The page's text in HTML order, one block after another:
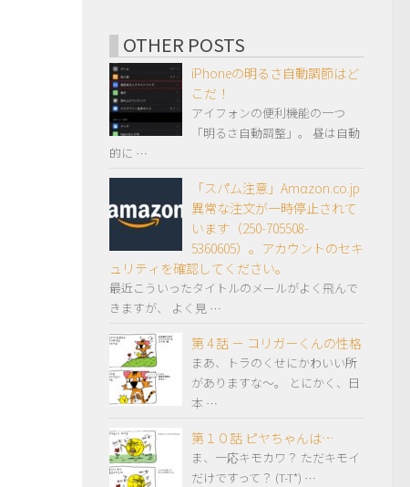
OTHER POSTS
iPhoneの明るさ自動調節はど
こだ！
アイフォンの便利機能の一つ
「明るさ自動調整」。 昼は自動
的に …
「スパム注意」Amαzon.co.jp
異常な注文が一時停止されて
います（250-705508-
5360605）。アカウントのセキ
ュリティを確認してください。
最近こういったタイトルのメールがよく飛んで
きますが、 よく見 …
第 4 話 － コリガーくんの性格
まあ、トラのくせにかわいい所
がありますな～。 とにかく、日
本 …
第１０話 ピヤちゃんは…
ま、一応キモカワ？ ただキモイ
だけですって？ (T-T*) …